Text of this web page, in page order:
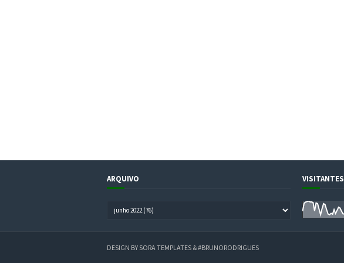
ARQUIVO VISITANTES
DESIGN BYSORA TEMPLATES &#BRUNORODRIGUES